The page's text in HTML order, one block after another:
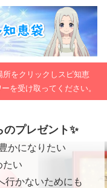
所をクリックしスピ知恵
を受け取ってください。
のプレゼント✨
かになりたい
たい
行かないためにも